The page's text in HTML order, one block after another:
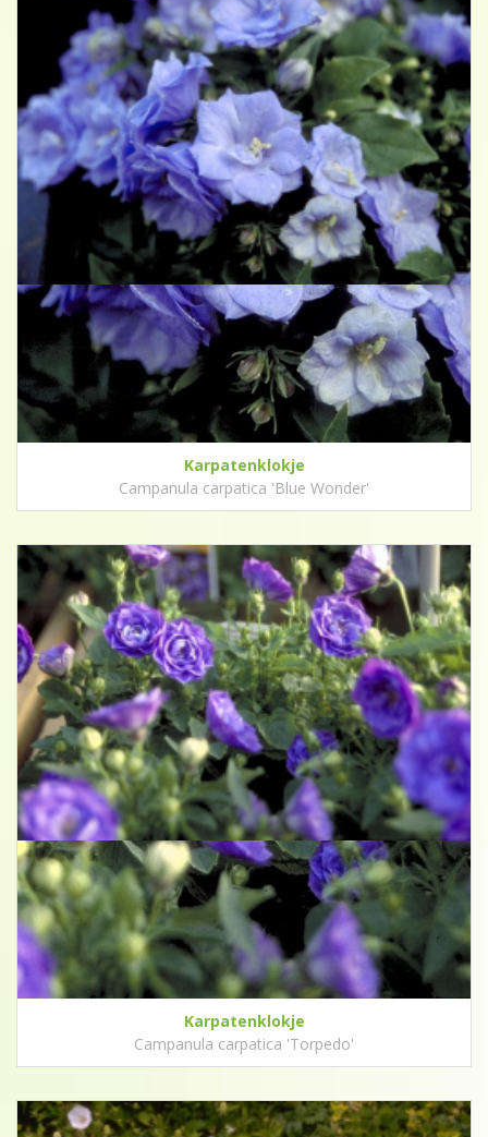
Karpatenklokje
Campanula carpatica 'Blue Wonder'
Karpatenklokje
Campanula carpatica 'Torpedo'